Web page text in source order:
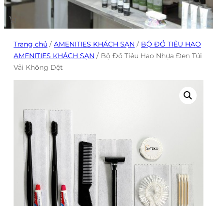
Trang chủ / AMENITIES KHÁCH SẠN / BỘ ĐỒ TIÊU HAO
AMENITIES KHÁCH SẠN / Bộ Đồ Tiêu Hao Nhựa Đen Túi
Vải Không Dệt